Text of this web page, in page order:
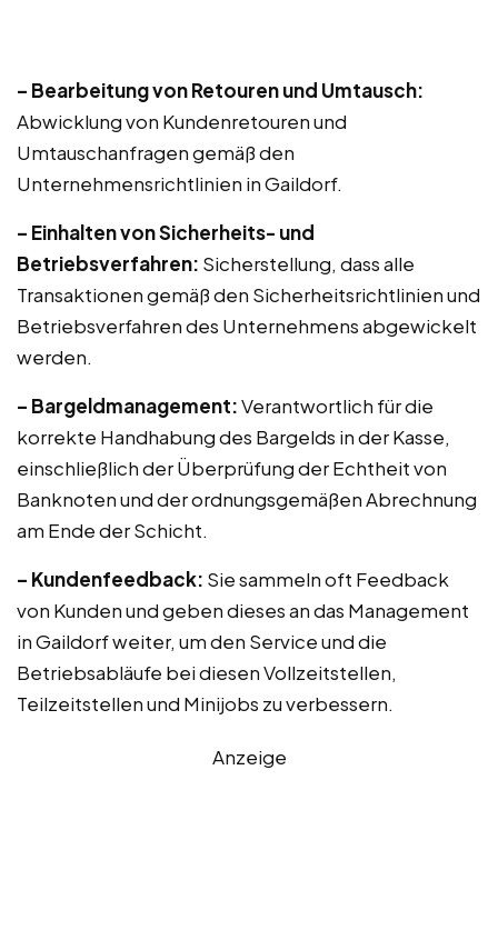
– Bearbeitung von Retouren und Umtausch:
Abwicklung von Kundenretouren und
Umtauschanfragen gemäß den
Unternehmensrichtlinien in Gaildorf.
– Einhalten von Sicherheits- und
Betriebsverfahren: Sicherstellung, dass alle
Transaktionen gemäß den Sicherheitsrichtlinien und
Betriebsverfahren des Unternehmens abgewickelt
werden.
– Bargeldmanagement:Verantwortlich für die
korrekte Handhabung des Bargelds in der Kasse,
einschließlich der Überprüfung der Echtheit von
Banknoten und der ordnungsgemäßen Abrechnung
am Ende der Schicht.
– Kundenfeedback: Sie sammeln oft Feedback
von Kunden und geben dieses an das Management
in Gaildorf weiter, um den Service und die
Betriebsabläufe bei diesen Vollzeitstellen,
Teilzeitstellen und Minijobs zu verbessern.
Anzeige